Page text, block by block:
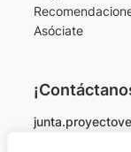
Asóciate